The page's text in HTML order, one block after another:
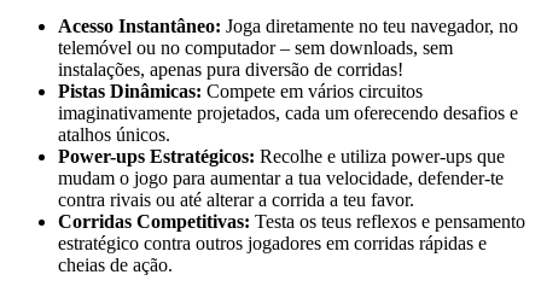
Acesso Instantâneo: Joga diretamente no teu navegador, no
telemóvel ou no computador – sem downloads, sem
instalações, apenas pura diversão de corridas!
Pistas Dinâmicas: Compete em vários circuitos
imaginativamente projetados, cada um oferecendo desafios e
atalhos únicos.
Power-ups Estratégicos: Recolhe e utiliza power-ups que
mudam o jogo para aumentar a tua velocidade, defender-te
contra rivais ou até alterar a corrida a teu favor.
Corridas Competitivas: Testa os teus reflexos e pensamento
estratégico contra outros jogadores em corridas rápidas e
cheias de ação.